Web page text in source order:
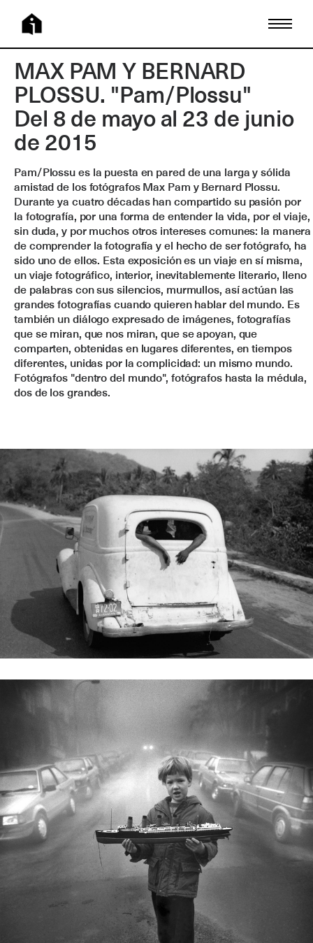
MAX PAM Y BERNARD
PLOSSU. "Pam/Plossu"
Del 8 de mayo al 23 de junio
de 2015
Pam/Plossu es la puesta en pared de una larga y sólida
amistad de los fotógrafos Max Pam y Bernard Plossu.
Durante ya cuatro décadas han compartido su pasión por
la fotografía, por una forma de entender la vida, por el viaje,
sin duda, y por muchos otros intereses comunes: la manera
de comprender la fotografía y el hecho de ser fotógrafo, ha
sido uno de ellos. Esta exposición es un viaje en sí misma,
un viaje fotográfico, interior, inevitablemente literario, lleno
de palabras con sus silencios, murmullos, así actúan las
grandes fotografías cuando quieren hablar del mundo. Es
también un diálogo expresado de imágenes, fotografías
que se miran, que nos miran, que se apoyan, que
comparten, obtenidas en lugares diferentes, en tiempos
diferentes, unidas por la complicidad: un mismo mundo.
Fotógrafos "dentro del mundo", fotógrafos hasta la médula,
dos de los grandes.